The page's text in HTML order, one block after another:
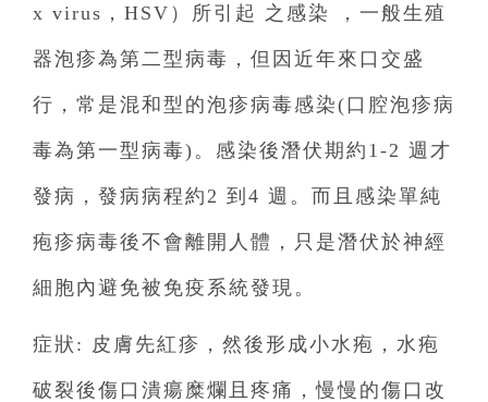
x virus，HSV）所引起 之感染 ，一般生殖
器泡疹為第二型病毒，但因近年來口交盛
行，常是混和型的泡疹病毒感染(口腔泡疹病
毒為第一型病毒)。感染後潛伏期約1-2 週才
發病，發病病程約2 到4 週。而且感染單純
疱疹病毒後不會離開人體，只是潛伏於神經
細胞內避免被免疫系統發現。
症狀: 皮膚先紅疹，然後形成小水疱，水疱
破裂後傷口潰瘍糜爛且疼痛，慢慢的傷口改